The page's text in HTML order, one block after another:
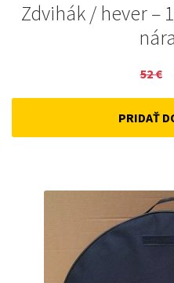
Zdvihák / hever –
52€
PRIDAŤ